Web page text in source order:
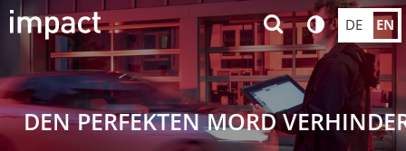
DE EN
DEN PERFEKTEN MORD